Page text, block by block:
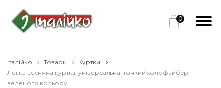
0
Італійко Товари
Куртки
Легка весняна куртка, універсальна, тонкий холофайбер,
зеленого кольору